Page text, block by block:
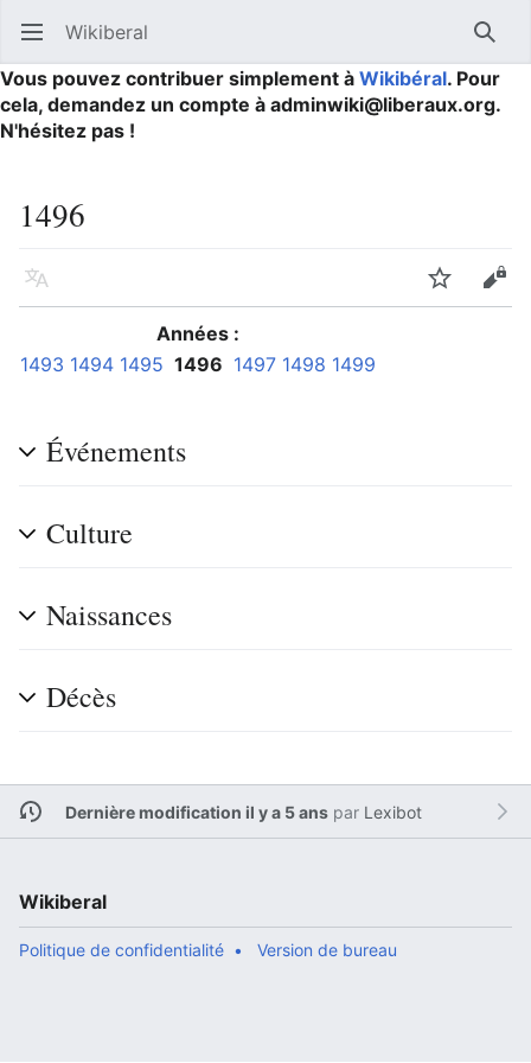
Ouvrir le menu principal Wikiberal
Vous pouvez contribuer simplement à Wikibéral. Pour
cela, demandez un compte à adminwiki@liberaux.org.
N'hésitez pas !
1496
Langue Suivre
Années :
1493 1494 1495 1496 1497 1498 1499
Événements
Culture
Naissances
Décès
Dernière modification il y a 5 anspar Lexibot
Wikiberal
Politique de confidentialité Version de bureau